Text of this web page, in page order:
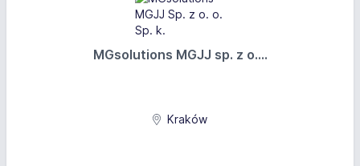
MGsolutions MGJJ sp. z o....
Kraków